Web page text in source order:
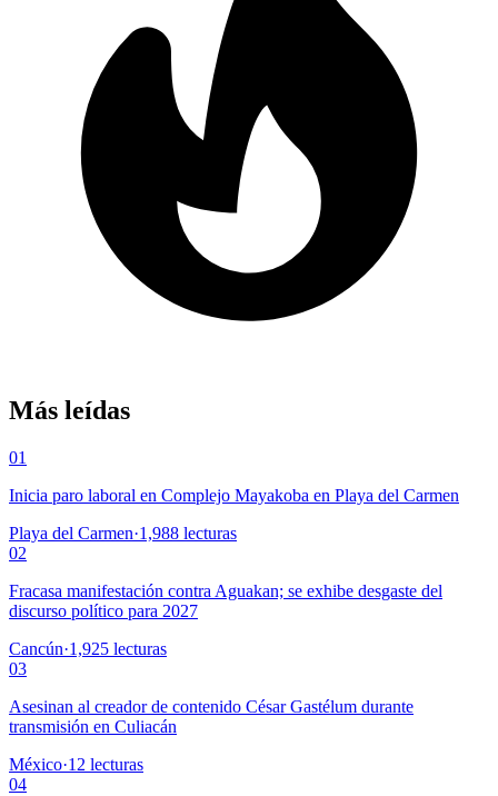
Más leídas
01
Inicia paro laboral en Complejo Mayakoba en Playa del Carmen
Playa del Carmen·1,988 lecturas
02
Fracasa manifestación contra Aguakan; se exhibe desgaste del
discurso político para 2027
Cancún·1,925 lecturas
03
Asesinan al creador de contenido César Gastélum durante
transmisión en Culiacán
México·12 lecturas
04